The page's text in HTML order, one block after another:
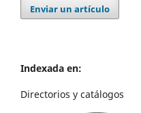
Enviar un artículo
Indexada en:
Directorios y catálogos